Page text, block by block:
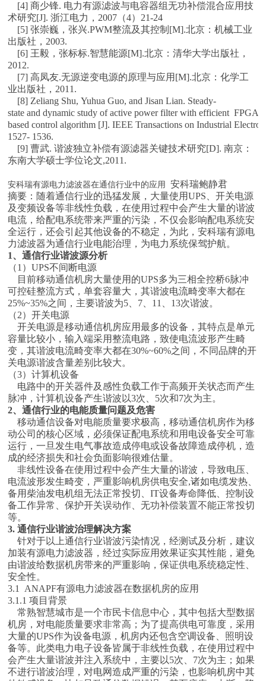
[4] 商少锋. 电力有源滤波与电容器组无功补偿混合应用技
术研究[J]. 浙江电力，2007（4）21-24
[5] 张崇巍，张兴.PWM整流及其控制[M].北京：机械工业
出版社，2003.
[6] 王毅，张标标.智慧能源[M].北京：清华大学出版社，
2012.
[7] 高凤友.无源逆变电源的原理与应用[M].北京：化学工
业出版社，2011.
[8] Zeliang Shu, Yuhua Guo, and Jisan Lian. Steady-
state and dynamic study of active power filter with efficient FPGA-
based control algorithm [J]. IEEE Transactions on Industrial
1527- 1536.
[9] 曹武. 谐波独立补偿有源滤器关键技术研究[D]. 南京：
东南大学硕士学位论文,2011.
安科瑞有源电力滤波器在通信行业中的应用
安科瑞鲍静君
摘要：随着通信行业的迅猛发展，大量使用UPS、开关电源
及变频设备等非线性负载，在使用过程中会产生大量的谐波
电流，给配电系统带来严重的污染，不仅会影响配电系统安
全运行，还会引起其他设备的不稳定，为此，安科瑞有源电
力滤波器为通信行业电能治理，为电力系统保驾护航。
1、通信行业谐波源分析
（1）UPS不间断电源
目前移动通信机房大量使用的UPS多为三相全控桥6脉冲
可控硅整流方式，单套容量大，其谐波电流畸变率大都在
25%~35%之间，主要谐波为5、7、11、13次谐波。
（2）开关电源
开关电源是移动通信机房应用最多的设备，其特点是单元
容量比较小，输入端采用整流电路，致使电流波形产生畸
变，其谐波电流畸变率大都在30%~60%之间，不同品牌的开
关电源谐波含量差别比较大。
（3）计算机设备
电路中的开关器件及感性负载工作于高频开关状态而产生
脉冲，计算机设备产生谐波以3次、5次和7次为主。
2、通信行业的电能质量问题及危害
移动通信设备对电能质量要求极高，移动通信机房作为移
动公司的核心区域，必须保证配电系统和用电设备安全可靠
运行，一旦发生电气事故造成停电或设备故障造成停机，造
成的经济损失和社会负面影响很难估量。
非线性设备在使用过程中会产生大量的谐波，导致电压、
电流波形发生畸变，严重影响机房供电安全,诸如电缆发热、
备用柴油发电机组无法正常投切、IT设备寿命降低、控制设
备工作异常、保护开关误动作、无功补偿装置不能正常投切
等。
3. 通信行业谐波治理解决方案
针对于以上通信行业谐波污染情况，经测试及分析，建议
加装有源电力滤波器，经过实际应用效果证实其性能，避免
由谐波给数据机房带来的严重影响，保证供电系统稳定性、
安全性。
3.1 ANAPF有源电力滤波器在数据机房的应用
3.1.1 项目背景
常熟智慧城市是一个市民卡信息中心，其中包括大型数据
机房，对电能质量要求非常高；为了提高供电可靠度，采用
大量的UPS作为设备电源，机房内还包含空调设备、照明设
备等。此类电力电子设备皆属于非线性负载，在使用过程中
会产生大量谐波并注入系统中，主要以5次、7次为主；如果
不进行谐波治理，对电网造成严重的污染，也影响机房中其